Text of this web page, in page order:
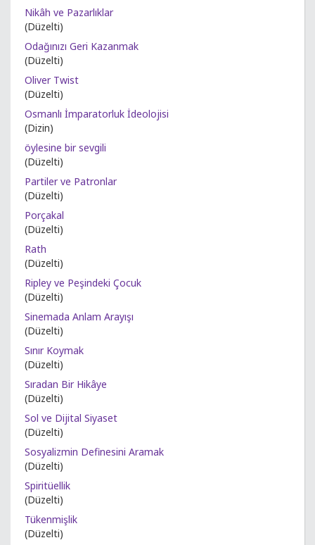
Nikâh ve Pazarlıklar
(Düzelti)
Odağınızı Geri Kazanmak
(Düzelti)
Oliver Twist
(Düzelti)
Osmanlı İmparatorluk İdeolojisi
(Dizin)
öylesine bir sevgili
(Düzelti)
Partiler ve Patronlar
(Düzelti)
Porçakal
(Düzelti)
Rath
(Düzelti)
Ripley ve Peşindeki Çocuk
(Düzelti)
Sinemada Anlam Arayışı
(Düzelti)
Sınır Koymak
(Düzelti)
Sıradan Bir Hikâye
(Düzelti)
Sol ve Dijital Siyaset
(Düzelti)
Sosyalizmin Definesini Aramak
(Düzelti)
Spiritüellik
(Düzelti)
Tükenmişlik
(Düzelti)